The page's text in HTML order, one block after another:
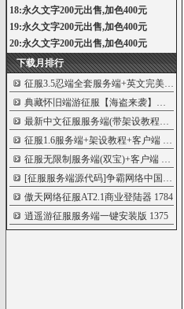
18:永久文字200元出售,加色400元
19:永久文字200元出售,加色400元
20:永久文字200元出售,加色400元
下载月排行
征服3.5忍端全套服务端+英文完美官方忍者
典藏怀旧端游征服【海盗来袭】WIN一键端
最新中文征服服务端(带架设教程+客户端
征服1.6服务端+架设教程+客户端2631
征服无限制服务端(双宝)+客户端2306
[征服服务端源代码]争霸网络中国GM门户提
傲天网络征服AT2.1商业登陆器1784
逍遥游征服服务端一键安装版 1375